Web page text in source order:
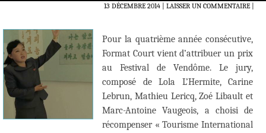
13 DÉCEMBRE 2014 LAISSER UN COMMENTAIRE|
Pour la quatrième année consécutive,
Format Court vient d’attribuer un prix
au Festival de Vendôme. Le jury,
composé de Lola L’Hermite, Carine
Lebrun, Mathieu Lericq, Zoé Libault et
Marc-Antoine Vaugeois, a choisi de
récompenser « Tourisme International